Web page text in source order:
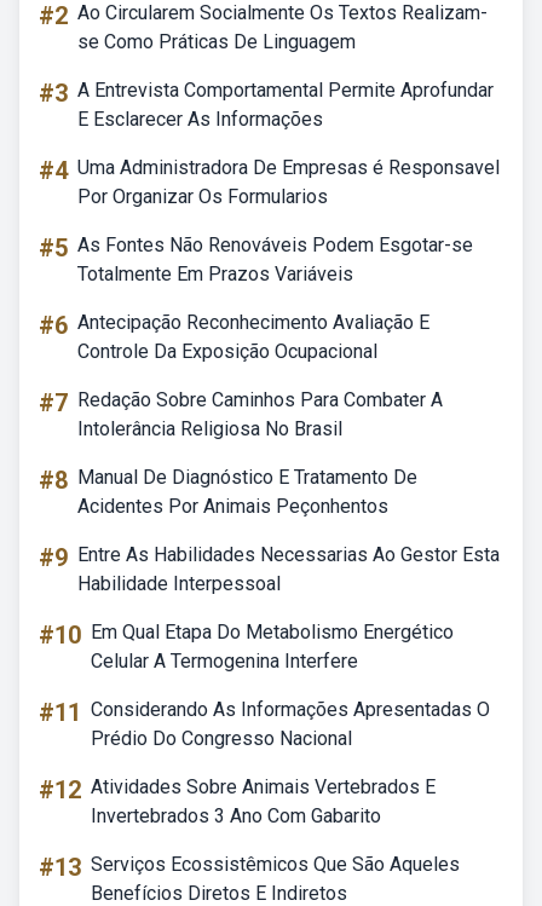
#2 Ao Circularem Socialmente Os Textos Realizam-
se Como Práticas De Linguagem
#3 A Entrevista Comportamental Permite Aprofundar
E Esclarecer As Informações
#4 Uma Administradora De Empresas é Responsavel
Por Organizar Os Formularios
#5 As Fontes Não Renováveis Podem Esgotar-se
Totalmente Em Prazos Variáveis
#6 Antecipação Reconhecimento Avaliação E
Controle Da Exposição Ocupacional
#7 Redação Sobre Caminhos Para Combater A
Intolerância Religiosa No Brasil
#8 Manual De Diagnóstico E Tratamento De
Acidentes Por Animais Peçonhentos
#9 Entre As Habilidades Necessarias Ao Gestor Esta
Habilidade Interpessoal
#10 Em Qual Etapa Do Metabolismo Energético
Celular A Termogenina Interfere
#11 Considerando As Informações Apresentadas O
Prédio Do Congresso Nacional
#12 Atividades Sobre Animais Vertebrados E
Invertebrados 3 Ano Com Gabarito
#13 Serviços Ecossistêmicos Que São Aqueles
Benefícios Diretos E Indiretos